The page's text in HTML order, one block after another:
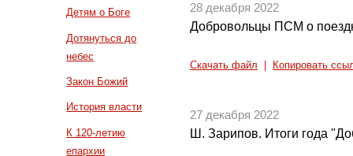
Детям о Боге
Дотянуться до
небес
Закон Божий
История власти
К 120-летию
епархии
28 декабря 2022
Добровольцы ПСМ о
Скачать файл Копировать
27 декабря 2022
Ш. Зарипов. Итоги года